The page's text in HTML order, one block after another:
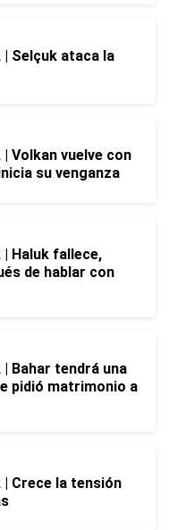
| Selçuk ataca la
| Volkan vuelve con
su venganza
| Haluk fallece,
de hablar con
| Bahar tendrá una
pidió matrimonio a
| Crece la tensión